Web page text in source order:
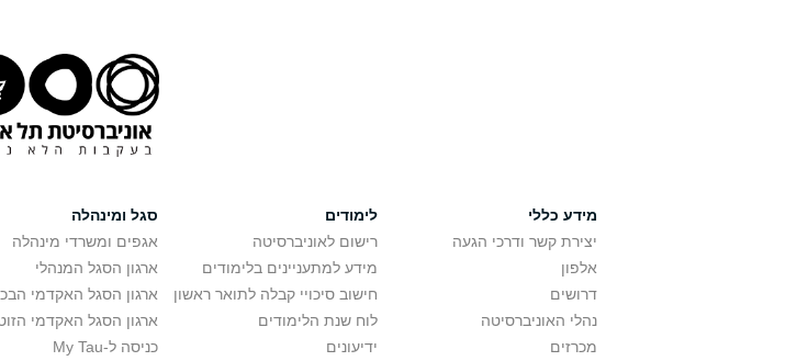
מידע כללי
יצירת קשר ודרכי הגעה
אלפון
דרושים
נהלי האוניברסיטה
מכרזים
לימודים
רישום לאוניברסיטה
מידע למתעניינים בלימודים
חישוב סיכויי קבלה לתואר ראשון
לוח שנת הלימודים
ידיעונים
סגל ומינהלה
אגפים ומשרדי מינהלה
ארגון הסגל המנהלי
ארגון הסגל האקדמי
ארגון הסגל האקדמי
כניסה ל-My Tau